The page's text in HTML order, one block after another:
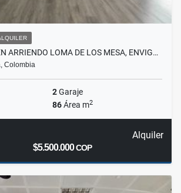
ARRIENDO LOMA DE LOS MESA, ENVIG…
Colombia
2Garaje
86Área m2
Alquiler
$5.500.000COP